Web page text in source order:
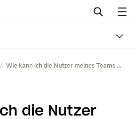
Wie kann ich die Nutzer meines Teams mit Dropbox unterstützen?
die Nutzer